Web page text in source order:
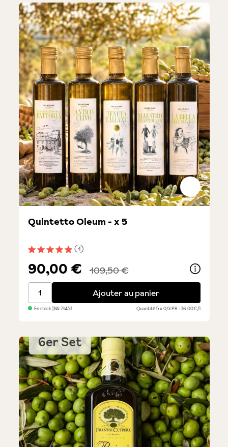
Note moyenne de 5 sur 5 étoiles
(1)
Quintetto Oleum - x 5
90,00 € 109,50 €
Quintetto Oleum - x 5Ajouter au panier
En stock | №71433 Quantité5 x 0,5lPB : 36,00€/l